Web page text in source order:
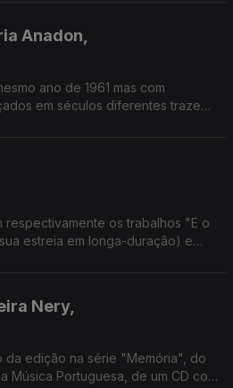
Anadon,
ano de 1961 mas com
em séculos diferentes trazem-
respectivamente os trabalhos "E o
estreia em longa-duração) e
Nery,
da edição na série "Memória", do
Música Portuguesa, de um CD com